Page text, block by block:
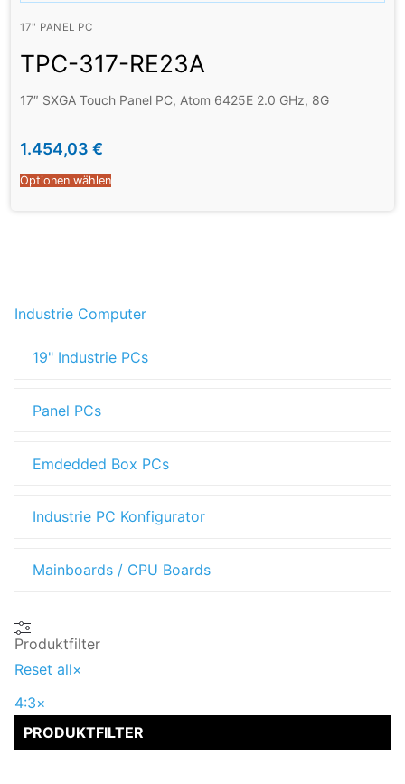
17" PANEL PC
TPC-317-RE23A
17″ SXGA Touch Panel PC, Atom 6425E 2.0 GHz, 8G
1.454,03 €
Optionen wählen
Industrie Computer
19" Industrie PCs
Panel PCs
Emdedded Box PCs
Industrie PC Konfigurator
Mainboards / CPU Boards
Produktfilter
Reset all×
4:3×
PRODUKTFILTER